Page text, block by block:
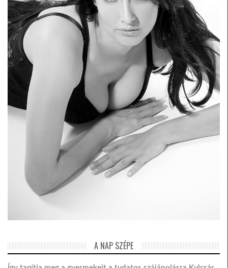
A NAP SZÉPE